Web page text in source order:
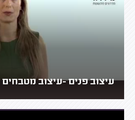
עיצוב פנים -עיצוב מטבחים